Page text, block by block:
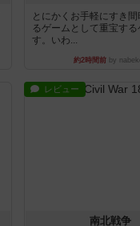
とにかくお手軽にすき
るゲームとして重宝す
す。いわ...
約2時間前 by
レビュー
南北戦争